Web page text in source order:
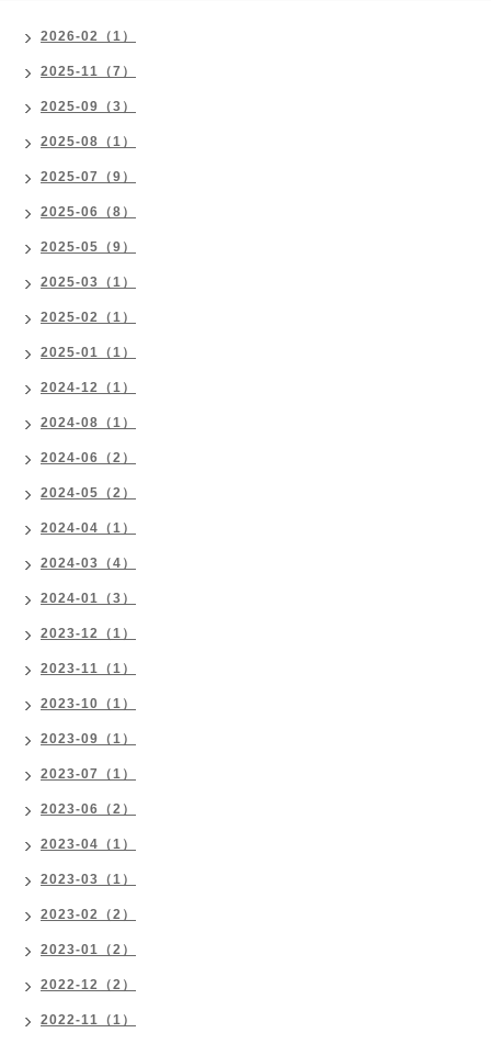
2026-02（1）
2025-11（7）
2025-09（3）
2025-08（1）
2025-07（9）
2025-06（8）
2025-05（9）
2025-03（1）
2025-02（1）
2025-01（1）
2024-12（1）
2024-08（1）
2024-06（2）
2024-05（2）
2024-04（1）
2024-03（4）
2024-01（3）
2023-12（1）
2023-11（1）
2023-10（1）
2023-09（1）
2023-07（1）
2023-06（2）
2023-04（1）
2023-03（1）
2023-02（2）
2023-01（2）
2022-12（2）
2022-11（1）